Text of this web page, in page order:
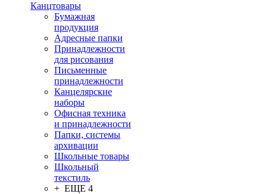
Канцтовары
Бумажная
продукция
Адресные папки
Принадлежности
для рисования
Письменные
принадлежности
Канцелярские
наборы
Офисная техника
и принадлежности
Папки, системы
архивации
Школьные товары
Школьный
текстиль
+ ЕЩЕ 4